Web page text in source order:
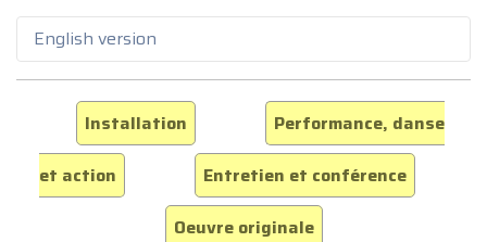
English version
Installation
Performance, danse
et action
Entretien et conférence
Oeuvre originale